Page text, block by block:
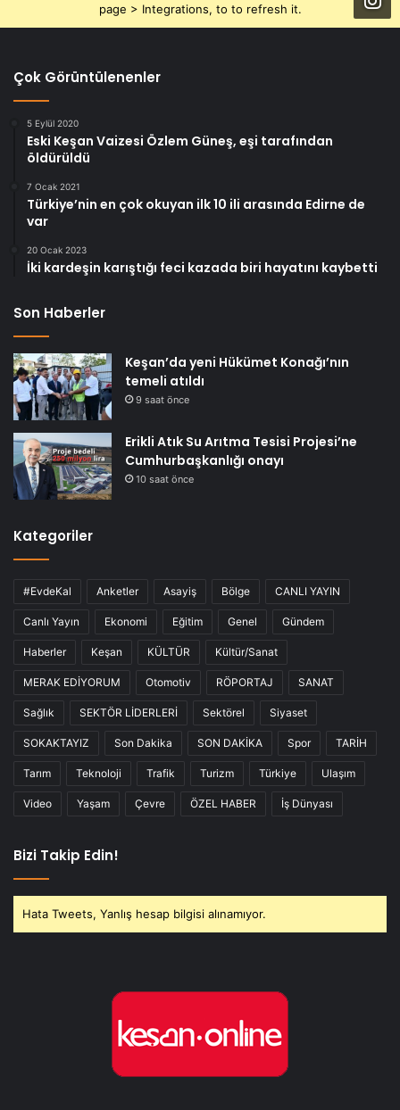
page > Integrations, to to refresh it.
Çok Görüntülenenler
5 Eylül 2020
Eski Keşan Vaizesi Özlem Güneş, eşi tarafından
öldürüldü
7 Ocak 2021
Türkiye’nin en çok okuyan ilk 10 ili arasında Edirne de
var
20 Ocak 2023
İki kardeşin karıştığı feci kazada biri hayatını kaybetti
Son Haberler
Keşan’da yeni Hükümet Konağı’nın
temeli atıldı
9 saat önce
Erikli Atık Su Arıtma Tesisi Projesi’ne
Cumhurbaşkanlığı onayı
10 saat önce
Kategoriler
#EvdeKal Anketler Asayiş Bölge CANLI YAYIN
Canlı Yayın Ekonomi Eğitim Genel Gündem
Haberler Keşan KÜLTÜR Kültür/Sanat
MERAK EDİYORUM Otomotiv RÖPORTAJ SANAT
Sağlık SEKTÖR LİDERLERİ Sektörel Siyaset
SOKAKTAYIZ Son Dakika SON DAKİKA Spor TARİH
Tarım Teknoloji Trafik Turizm Türkiye Ulaşım
Video Yaşam Çevre ÖZEL HABER İş Dünyası
Bizi Takip Edin!
Hata Tweets, Yanlış hesap bilgisi alınamıyor.